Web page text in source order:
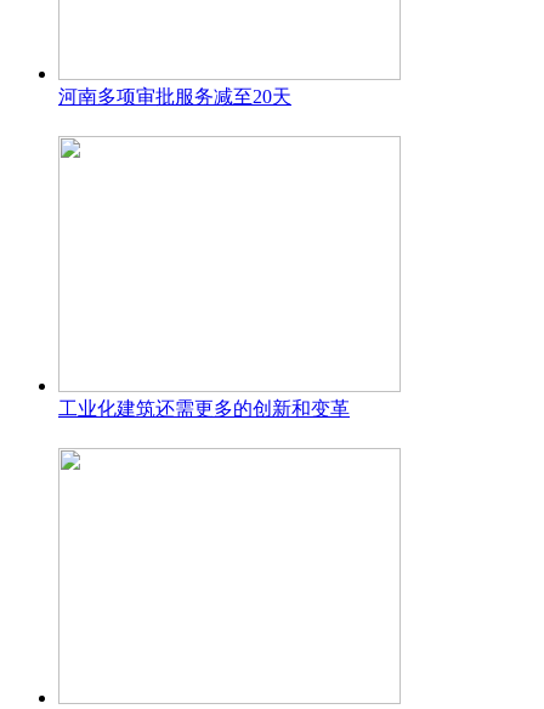
河南多项审批服务减至20天
工业化建筑还需更多的创新和变革